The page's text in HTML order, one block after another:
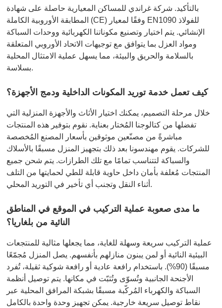
بالتأكيد. شركة غراندي للمساكن المعيارية حاصلة على شهادة
المطابقة الأوروبية الكاملة (CE) وفقًا لمعيار EN1090 للفولاذ
الإنشائي. يتم اختيار وتصنيع مكوناتنا الكهربائية ووحدات السباكة
ومواد العزل بما يتوافق مع توجيهات الاتحاد الأوروبي المتعلقة
بالسلامة والحريق والبيئة، مما يسهل عملية الامتثال المحلية
بسلاسة.
كيف تعمل خدمة توريد المكونات الداخلية ودمج الأجهزة؟
خلال مرحلة التصميم، يمكنك اختيار الأثاث والأجهزة المنزلية التي
تفضلها من كتالوجنا المُختار بعناية. نقوم بتوفير هذه المنتجات
مباشرةً من مصنّعين موثوقين بأسعار المصنع المُخصصة
للشركات. يقوم مهندسونا بعد ذلك بتجهيز المنزل مسبقًا بالأسلاك
والسباكة لتتناسب تمامًا مع تلك الطرازات. يتم شحن جميع
المنتجات مُغلفة بأمان داخل حاوية قابلة للطي لحمايتها من التلف
أثناء النقل وتجنب أي تأخير في التوريد المحلي.
ما مدى صعوبة عملية التركيب في الموقع في المناطق
النائية من بلغاريا؟
عملية التركيب سريعة وسهلة للغاية، مما يجعلها مثالية للمنتجعات
البيئية النائية أو لمن يبنون منازلهم بأنفسهم. يصل المنزل مُجمّعًا
مسبقًا (90%). باستخدام رافعة عادية أو رافعة شوكية ثقيلة، تُفرد
الأجنحة الجانبية وتُسوّى وتُثبّت في مكانها. يتم توصيل أنظمة
السباكة والكهرباء المُركّبة مسبقًا بشبكة المرافق المحلية عبر
نقاط توصيل سريعة خارجية. يمكن تجهيز وحدة واحدة بالكامل